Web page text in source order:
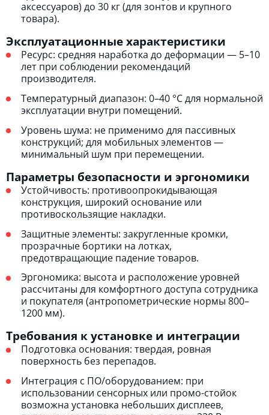
аксессуаров) до 30 кг (для зонтов и крупного
товара).
Эксплуатационные характеристики
Ресурс: средняя наработка до деформации — 5–10
лет при соблюдении рекомендаций
производителя.
Температурный диапазон: 0–40 °C для нормальной
эксплуатации внутри помещений.
Уровень шума: не применимо для пассивных
конструкций; для мобильных элементов —
минимальный шум при перемещении.
Параметры безопасности и эргономики
Устойчивость: противоопрокидывающая
конструкция, широкий основание или
противоскользящие накладки.
Защитные элементы: закругленные кромки,
прозрачные бортики на лотках,
предотвращающие падение товаров.
Эргономика: высота и расположение уровней
рассчитаны для комфортного доступа сотрудника
и покупателя (антропометрические нормы 800–
1200 мм).
Требования к установке и интеграции
Подготовка основания: твердая, ровная
поверхность без перепадов.
Интеграция с ПО/оборудованием: при
использовании сенсорных или промо-стойок
возможна установка небольших дисплеев,